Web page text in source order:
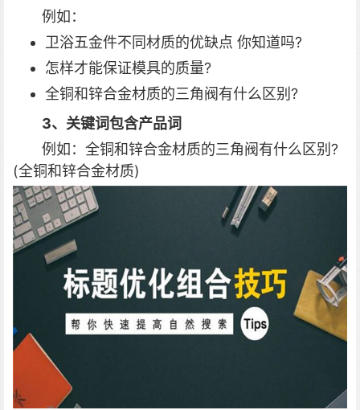
例如：
卫浴五金件不同材质的优缺点 你知道吗?
怎样才能保证模具的质量?
全铜和锌合金材质的三角阀有什么区别?
3、关键词包含产品词
例如：全铜和锌合金材质的三角阀有什么区别?
(全铜和锌合金材质)